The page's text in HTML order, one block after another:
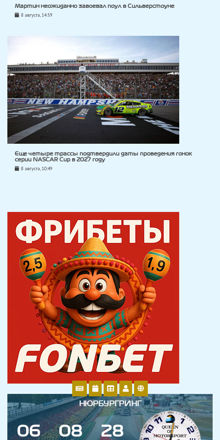
Мартин неожиданно завоевал поул в Сильверстоуне
8 августа, 14:59
Еще четыре трассы подтвердили даты проведения гонок
серии NASCAR Cup в 2027 году
8 августа, 10:49
НЮРБУРГРИНГ
06 08 28